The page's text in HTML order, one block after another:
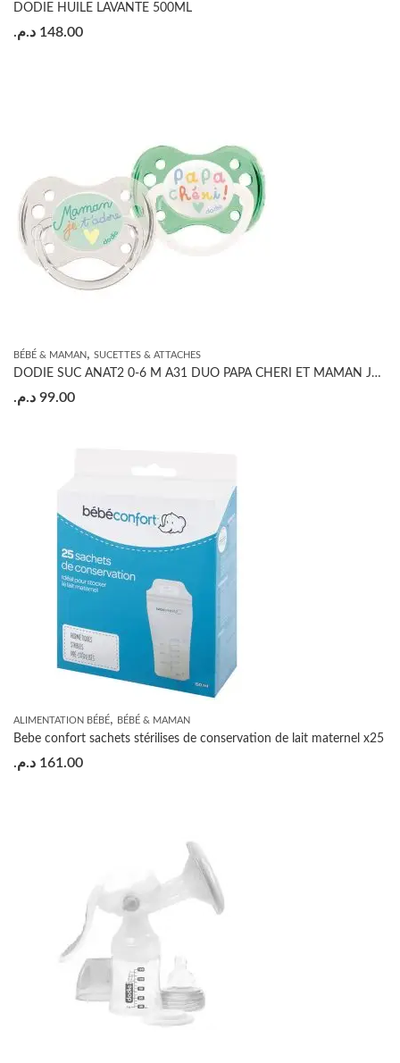
DODIE HUILE LAVANTE 500ML
148.00 د.م.
BÉBÉ & MAMAN, SUCETTES & ATTACHES
DODIE SUC ANAT2 0-6 M A31 DUO PAPA CHERI ET MAMAN JE T’ADORE
99.00 د.م.
ALIMENTATION BÉBÉ, BÉBÉ & MAMAN
Bebe confort sachets stérilises de conservation de lait maternel x25
161.00 د.م.